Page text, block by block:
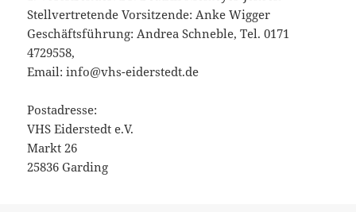
Stellvertretende Vorsitzende: Anke Wigger
Geschäftsführung: Andrea Schneble, Tel. 0171
4729558,
Email: info@vhs-eiderstedt.de
Postadresse:
VHS Eiderstedt e.V.
Markt 26
25836 Garding